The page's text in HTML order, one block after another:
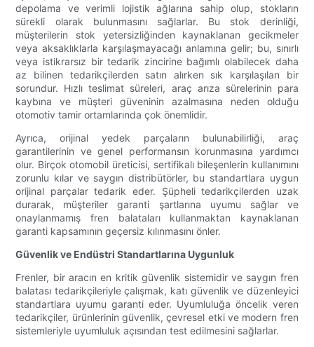
depolama ve verimli lojistik ağlarına sahip olup, stokların
sürekli olarak bulunmasını sağlarlar. Bu stok derinliği,
müşterilerin stok yetersizliğinden kaynaklanan gecikmeler
veya aksaklıklarla karşılaşmayacağı anlamına gelir; bu, sınırlı
veya istikrarsız bir tedarik zincirine bağımlı olabilecek daha
az bilinen tedarikçilerden satın alırken sık karşılaşılan bir
sorundur. Hızlı teslimat süreleri, araç arıza sürelerinin para
kaybına ve müşteri güveninin azalmasına neden olduğu
otomotiv tamir ortamlarında çok önemlidir.
Ayrıca, orijinal yedek parçaların bulunabilirliği, araç
garantilerinin ve genel performansın korunmasına yardımcı
olur. Birçok otomobil üreticisi, sertifikalı bileşenlerin kullanımını
zorunlu kılar ve saygın distribütörler, bu standartlara uygun
orijinal parçalar tedarik eder. Şüpheli tedarikçilerden uzak
durarak, müşteriler garanti şartlarına uyumu sağlar ve
onaylanmamış fren balataları kullanmaktan kaynaklanan
garanti kapsamının geçersiz kılınmasını önler.
Güvenlik ve Endüstri Standartlarına Uygunluk
Frenler, bir aracın en kritik güvenlik sistemidir ve saygın fren
balatası tedarikçileriyle çalışmak, katı güvenlik ve düzenleyici
standartlara uyumu garanti eder. Uyumluluğa öncelik veren
tedarikçiler, ürünlerinin güvenlik, çevresel etki ve modern fren
sistemleriyle uyumluluk açısından test edilmesini sağlarlar.